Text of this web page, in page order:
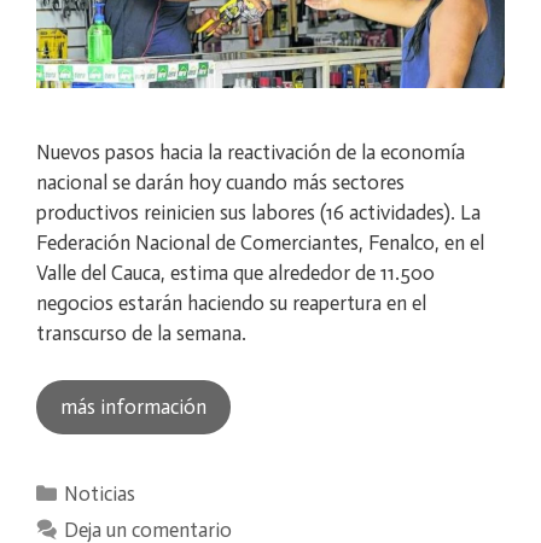
Nuevos pasos hacia la reactivación de la economía
nacional se darán hoy cuando más sectores
productivos reinicien sus labores (16 actividades). La
Federación Nacional de Comerciantes, Fenalco, en el
Valle del Cauca, estima que alrededor de 11.500
negocios estarán haciendo su reapertura en el
transcurso de la semana.
más información
Categorías
Noticias
Deja un comentario